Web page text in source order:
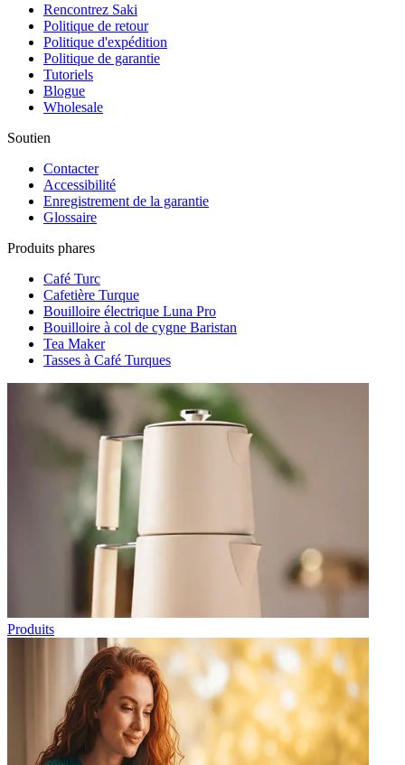
Rencontrez Saki
Politique de retour
Politique d'expédition
Politique de garantie
Tutoriels
Blogue
Wholesale
Soutien
Contacter
Accessibilité
Enregistrement de la garantie
Glossaire
Produits phares
Café Turc
Cafetière Turque
Bouilloire électrique Luna Pro
Bouilloire à col de cygne Baristan
Tea Maker
Tasses à Café Turques
Produits